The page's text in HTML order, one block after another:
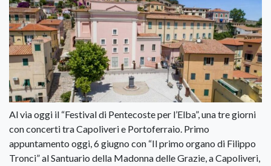
Al via oggi il “Festival di Pentecoste per l’Elba”, una tre giorni
con concerti tra Capoliveri e Portoferraio. Primo
appuntamento oggi, 6 giugno con “Il primo organo di Filippo
Tronci” al Santuario della Madonna delle Grazie, a Capoliveri,